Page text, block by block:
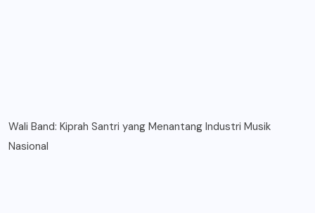
Wali Band: Kiprah Santri yang Menantang Industri Musik
Nasional